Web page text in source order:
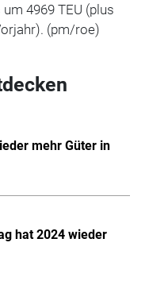
4969 TEU (plus
(pm/roe)
mehr Güter in
hat 2024 wieder